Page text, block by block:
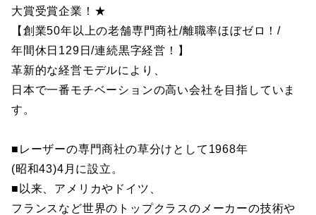
大賞受賞企業！★
【創業50年以上の老舗専門商社/離職率ほぼゼロ！/
年間休日129日/連続黒字経営！】
革新的な経営モデルにより、
日本で一番モチベーションの高い会社を目指していま
す。
■レーザーの専門商社の草分けとして1968年
(昭和43)4月に設立。
■以来、アメリカやドイツ、
フランスなど世界のトップクラスのメーカーの技術や